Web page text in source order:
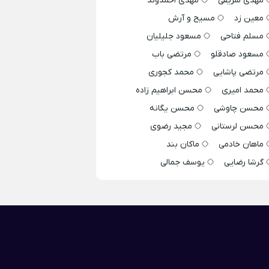
معین زد
مسیح و آرش
مسلم فتاحی
مسعود جلیلیان
مسعود صادقلو
مرتضی باب
مرتضی پاشایی
محمد کجوری
محمد امیری
محسن ابراهیم زاده
محسن چاوشی
محسن یگانه
محسن لرستانی
مجید رضوی
ماهان خادمی
ماکان بند
گرشا رضایی
یوسف جمالی